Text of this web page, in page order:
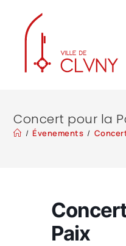
Concert pour la
/ Évenements /
Paix